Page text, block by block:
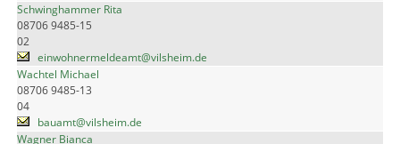
Schwinghammer Rita
08706 9485-15
02
einwohnermeldeamt@vilsheim.de
Wachtel Michael
08706 9485-13
04
bauamt@vilsheim.de
Wagner Bianca